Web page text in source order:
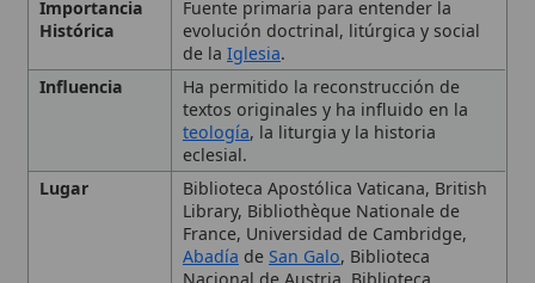
Lugar
Biblioteca Apostólica Vaticana, British
Library, Bibliothèque Nationale de
France, Universidad de Cambridge,
AbadíadeSan Galo , Biblioteca
Nacional de Austria, Biblioteca
Nacional de Islandia
Documento, Códice manuscrito,
Manuscrito, Primeros siglos hasta la
Edad Media
Fuente para la formación doctrinal y
la práctica litúrgica temprana.